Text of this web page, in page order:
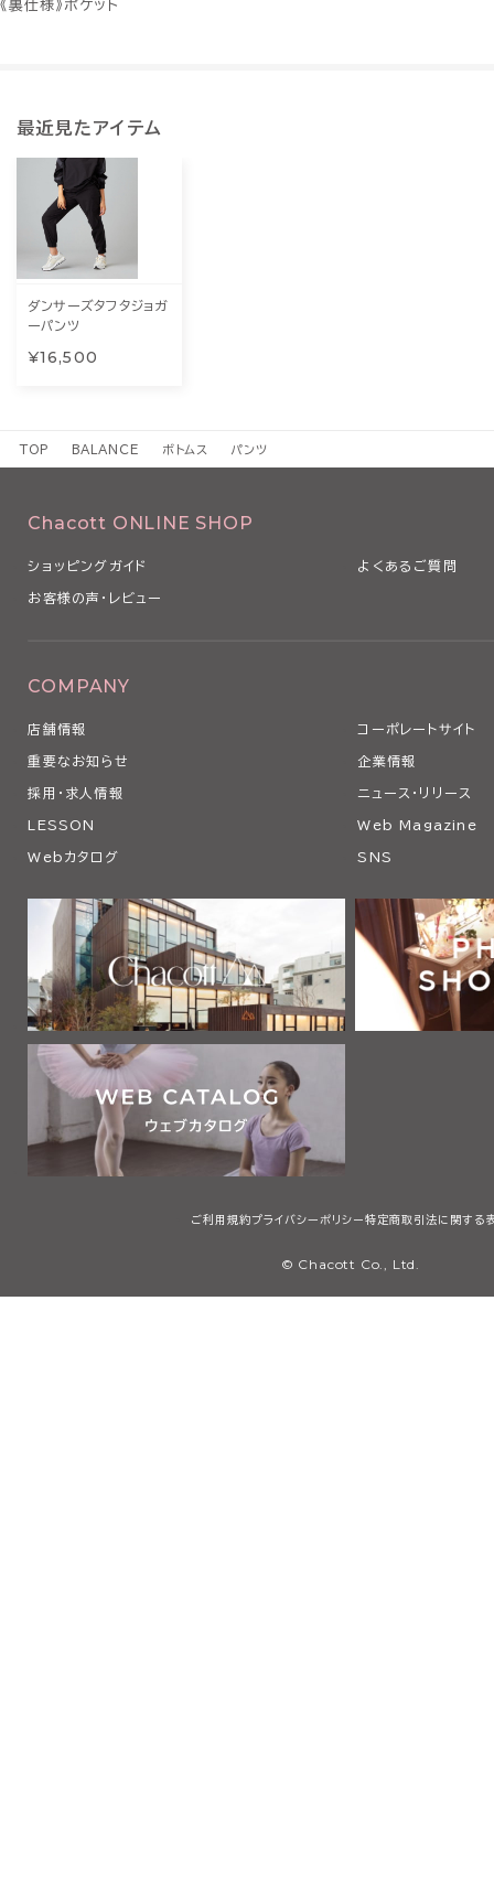
《裏仕様》ポケット
最近見たアイテム
ダンサーズタフタジョガ
ーパンツ
¥16,500
TOP BALANCE ボトムス パンツ
Chacott ONLINE SHOP
ショッピングガイド よくあるご質問
お客様の声・レビュー
COMPANY
店舗情報 コーポレートサイト
重要なお知らせ 企業情報
採用・求人情報 ニュース・リリース
LESSON Web Magazine
Webカタログ SNS
ご利用規約プライバシーポリシー 特定商取引法に関する
© Chacott Co., Ltd.